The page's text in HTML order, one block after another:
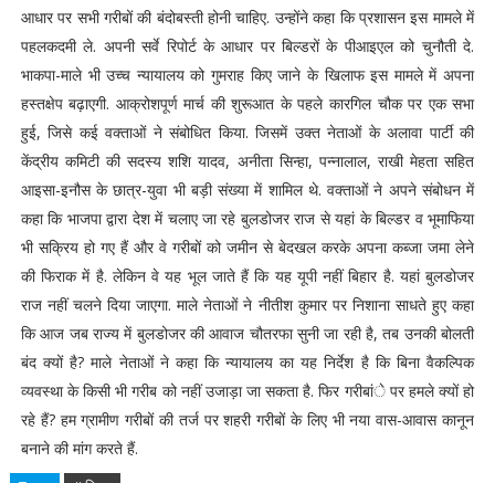
आधार पर सभी गरीबों की बंदोबस्ती होनी चाहिए. उन्होंने कहा कि प्रशासन इस मामले में
पहलकदमी ले. अपनी सर्वे रिपोर्ट के आधार पर बिल्डरों के पीआइएल को चुनौती दे.
भाकपा-माले भी उच्च न्यायालय को गुमराह किए जाने के खिलाफ इस मामले में अपना
हस्तक्षेप बढ़ाएगी. आक्रोशपूर्ण मार्च की शुरूआत के पहले कारगिल चौक पर एक सभा
हुई, जिसे कई वक्ताओं ने संबोधित किया. जिसमें उक्त नेताओं के अलावा पार्टी की
केंद्रीय कमिटी की सदस्य शशि यादव, अनीता सिन्हा, पन्नालाल, राखी मेहता सहित
आइसा-इनौस के छात्र-युवा भी बड़ी संख्या में शामिल थे. वक्ताओं ने अपने संबोधन में
कहा कि भाजपा द्वारा देश में चलाए जा रहे बुलडोजर राज से यहां के बिल्डर व भूमाफिया
भी सक्रिय हो गए हैं और वे गरीबों को जमीन से बेदखल करके अपना कब्जा जमा लेने
की फिराक में है. लेकिन वे यह भूल जाते हैं कि यह यूपी नहीं बिहार है. यहां बुलडोजर
राज नहीं चलने दिया जाएगा. माले नेताओं ने नीतीश कुमार पर निशाना साधते हुए कहा
कि आज जब राज्य में बुलडोजर की आवाज चौतरफा सुनी जा रही है, तब उनकी बोलती
बंद क्यों है? माले नेताओं ने कहा कि न्यायालय का यह निर्देश है कि बिना वैकल्पिक
व्यवस्था के किसी भी गरीब को नहीं उजाड़ा जा सकता है. फिर गरीबांे पर हमले क्यों हो
रहे हैं? हम ग्रामीण गरीबों की तर्ज पर शहरी गरीबों के लिए भी नया वास-आवास कानून
बनाने की मांग करते हैं.